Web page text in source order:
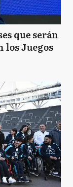
que serán
los Juegos